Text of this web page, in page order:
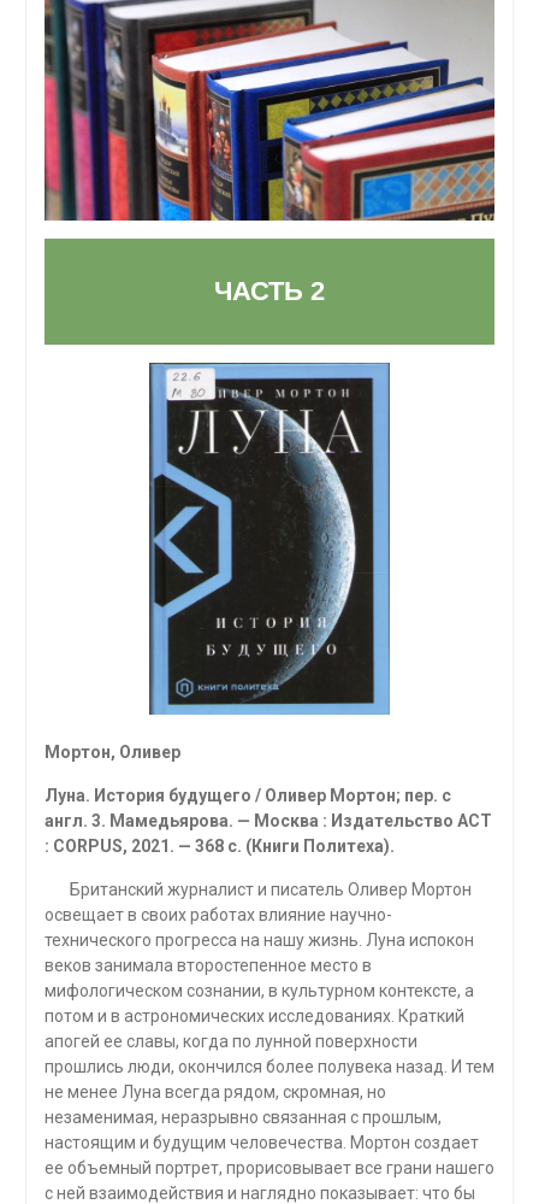
ЧАСТЬ 2
Мортон, Оливер
Луна. История будущего / Оливер Мортон; пер. с
англ. 3. Мамедьярова. — Москва : Издательство ACT
: CORPUS, 2021. — 368 с. (Книги Политеха).
Британский журналист и писатель Оливер Мортон
освещает в своих работах влия­ние научно-
технического прогресса на нашу жизнь. Луна испокон
веков зани­мала второстепенное место в
мифологическом сознании, в культурном контексте, а
потом и в астрономических исследованиях. Краткий
апогей ее славы, когда по лунной поверхности
прошлись люди, окончился более полувека назад. И тем
не менее Луна всегда рядом, скромная, но
незаменимая, неразрывно связанная с прошлым,
настоящим и будущим человечества. Мортон создает
ее объемный портрет, прорисовывает все грани нашего
с ней взаимодействия и наглядно по­казывает: что бы